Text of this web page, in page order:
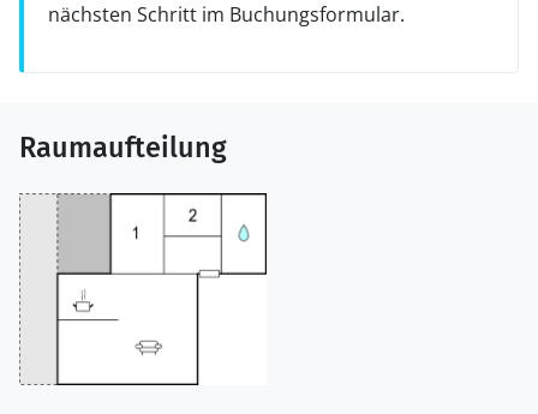
nächsten Schritt im Buchungsformular.
Raumaufteilung